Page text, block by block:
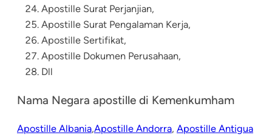
Apostille Surat Perjanjian,
Apostille Surat Pengalaman Kerja,
Apostille Sertifikat,
Apostille Dokumen Perusahaan,
Dll
Nama Negara apostille di Kemenkumham
Apostille Albania,Apostille Andorra, Apostille Antigua